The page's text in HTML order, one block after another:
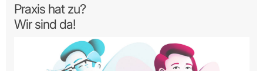
Praxis hat zu?
Wir sind da!